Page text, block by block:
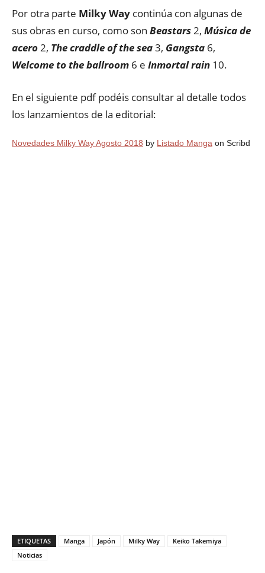
Por otra parte Milky Way continúa con algunas de
sus obras en curso, como son Beastars2, Música de
acero2, The craddle of the sea3, Gangsta 6,
Welcome to the ballroom 6 e Inmortal rain 10.
En el siguiente pdf podéis consultar al detalle todos
los lanzamientos de la editorial:
Novedades Milky Way Agosto 2018 by Listado Manga on Scribd
ETIQUETAS Manga Japón Milky Way
Keiko Takemiya
Noticias